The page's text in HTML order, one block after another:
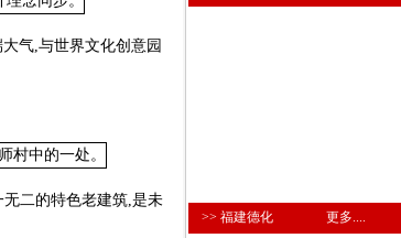
界文化创意园
色老建筑,是未
>> 福建德化 更多....